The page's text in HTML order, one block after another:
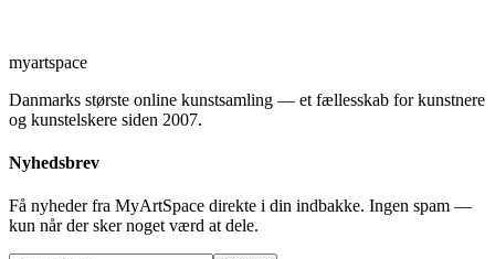
myartspace
Danmarks største online kunstsamling — et fællesskab for kunstnere
og kunstelskere siden 2007.
Nyhedsbrev
Få nyheder fra MyArtSpace direkte i din indbakke. Ingen spam —
kun når der sker noget værd at dele.